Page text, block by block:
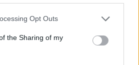
app uses one or more Google
or usage behaviour. You may click to
Google and its third-party tags to
specified purposes in below Google
Opt Outs
the Sharing of my